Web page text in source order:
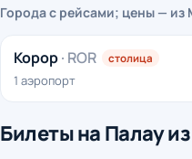
Города с рейсами; цены —
Корор· ROR столица
1 аэропорт
Билеты на Палау